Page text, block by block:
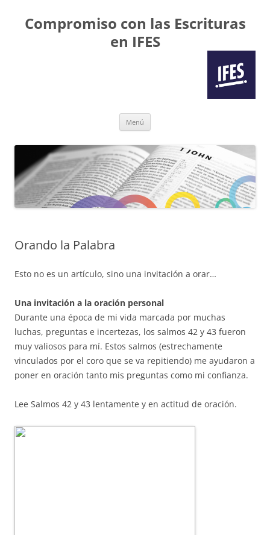
Compromiso con las Escrituras
en IFES
Menú
Orando la Palabra
Esto no es un artículo, sino una invitación a orar…
Una invitación a la oración personal
Durante una época de mi vida marcada por muchas
luchas, preguntas e incertezas, los salmos 42 y 43 fueron
muy valiosos para mí. Estos salmos (estrechamente
vinculados por el coro que se va repitiendo) me ayudaron a
poner en oración tanto mis preguntas como mi confianza.
Lee Salmos 42 y 43 lentamente y en actitud de oración.